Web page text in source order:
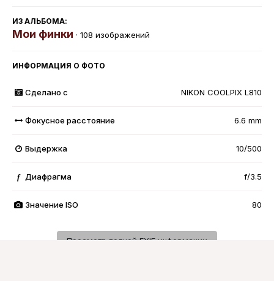
ИЗ АЛЬБОМА:
Мои финки · 108 изображений
ИНФОРМАЦИЯ О ФОТО
Сделано с NIKON COOLPIX L810
Фокусное расстояние 6.6 mm
Выдержка 10/500
f Диафрагма f/3.5
Значение ISO 80
Просмотр полной EXIF информации